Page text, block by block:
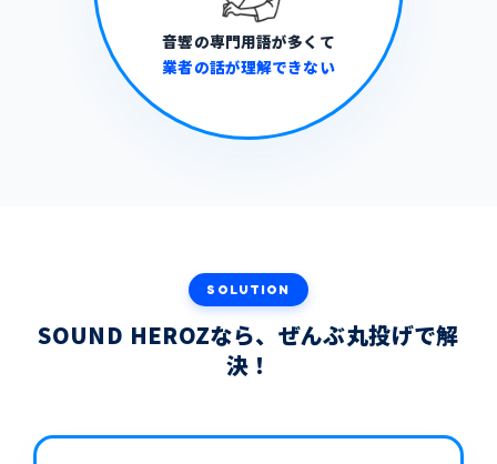
音響の専門用語が多くて
業者の話が理解できない
SOLUTION
SOUND HEROZなら、ぜんぶ丸投げで解
決！